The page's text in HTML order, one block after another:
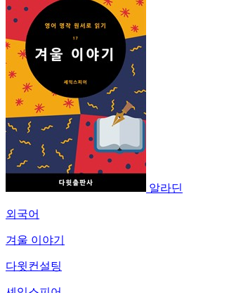
알라딘
외국어
겨울 이야기
다윗컨설팅